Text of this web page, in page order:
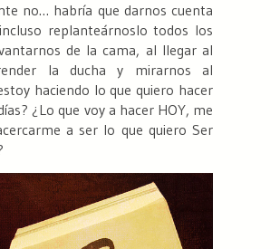
no… habría que darnos cuenta
replanteárnoslo todos los
de la cama, al llegar al
la ducha y mirarnos al
haciendo lo que quiero hacer
¿Lo que voy a hacer HOY, me
a ser lo que quiero Ser